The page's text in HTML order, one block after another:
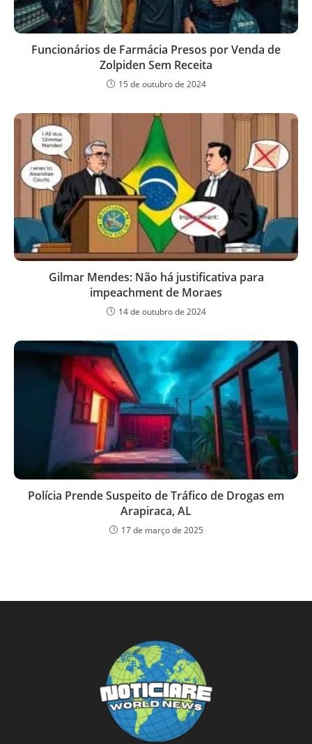
Funcionários de Farmácia Presos por Venda de
Zolpiden Sem Receita
15 de outubro de 2024
Gilmar Mendes: Não há justificativa para
impeachment de Moraes
14 de outubro de 2024
Polícia Prende Suspeito de Tráfico de Drogas em
Arapiraca, AL
17 de março de 2025